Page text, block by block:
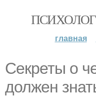
главная
Секреты о
должен